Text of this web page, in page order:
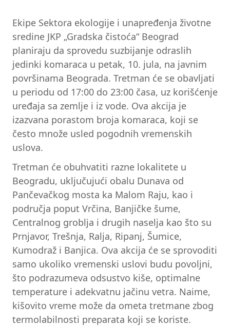
Ekipe Sektora ekologije i unapređenja životne
sredine JKP „Gradska čistoća“ Beograd
planiraju da sprovedu suzbijanje odraslih
jedinki komaraca u petak, 10. jula, na javnim
površinama Beograda. Tretman će se obavljati
u periodu od 17:00 do 23:00 časa, uz korišćenje
uređaja sa zemlje i iz vode. Ova akcija je
izazvana porastom broja komaraca, koji se
često množe usled pogodnih vremenskih
uslova.
Tretman će obuhvatiti razne lokalitete u
Beogradu, uključujući obalu Dunava od
Pančevačkog mosta ka Malom Raju, kao i
područja poput Vrčina, Banjičke šume,
Centralnog groblja i drugih naselja kao što su
Prnjavor, Trešnja, Ralja, Ripanj, Šumice,
Kumodraž i Banjica. Ova akcija će se sprovoditi
samo ukoliko vremenski uslovi budu povoljni,
što podrazumeva odsustvo kiše, optimalne
temperature i adekvatnu jačinu vetra. Naime,
kišovito vreme može da ometa tretmane zbog
termolabilnosti preparata koji se koriste.